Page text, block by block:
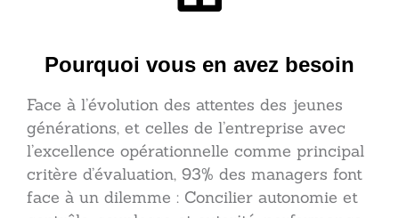
Pourquoi vous en avez besoin
Face à l’évolution des attentes des jeunes
générations, et celles de l’entreprise avec
l’excellence opérationnelle comme principal
critère d’évaluation, 93% des managers font
face à un dilemme : Concilier autonomie et